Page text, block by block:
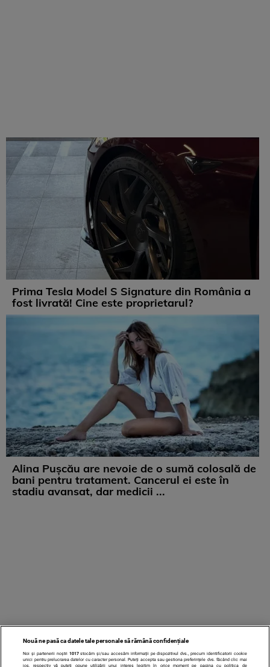
Prima Tesla Model S Signature din România a
fost livrată! Cine este proprietarul?
Alina Pușcău are nevoie de o sumă colosală de
bani pentru tratament. Cancerul ei este în
stadiu avansat, dar medicii ...
Nouă ne pasă ca datele tale personale să rămână confidențiale
Noi și partenerii noștri 1017stocăm și/sau accesăm informații pe dispozitivul dvs., precum identificatorii cookie
unici pentru prelucrarea datelor cu caracter personal. Puteți accepta sau gestiona preferințele dvs. făcând clic mai
jos, respectiv vă puteți opune utilizării unui interes legitim în orice moment pe pagina cu politica de